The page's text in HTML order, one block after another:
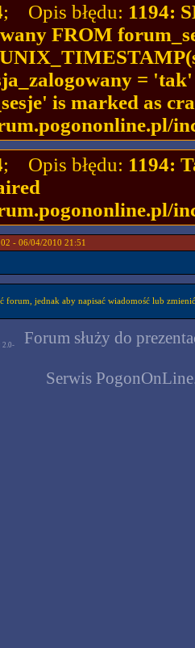
; Opis błędu: 1194:
FROM
=
is marked as
; Opis błędu: 1194:
- 06/04/2010 21:51
forum, jednak aby napisać wiadomość lub
2.0-
Forum służy do
Serwis